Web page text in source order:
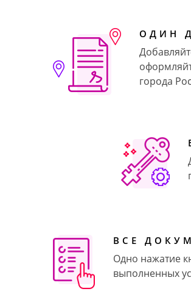
ОДИН
города
ВСЕ
Одно нажатие
выполненных